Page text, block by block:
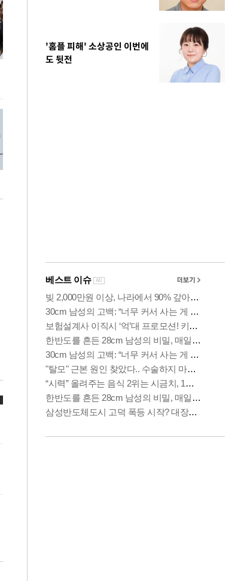
이번주 국회에
'홈플 피해' 소상공인 이번에
도 뒷전